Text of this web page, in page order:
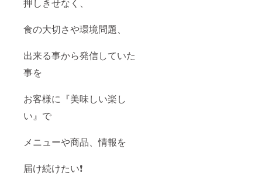
押しきせなく、
食の大切さや環境問題、
出来る事から発信していた
事を
お客様に『美味しい楽し
い』で
メニューや商品、情報を
届け続けたい❗️